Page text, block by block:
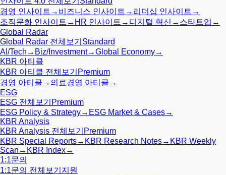
경영 인사이트 → 비즈니스 인사이트 → 리더십 인사이트 →
조직문화 인사이트 → HR 인사이트 → 디지털 혁신 → 스타트업 →
Global Radar
Global Radar 전체보기 Standard
AI/Tech → Biz/Investment→Global Economy→
KBR 아티클
KBR 아티클 전체보기 Premium
경영 아티클 → 의료경영 아티클 →
ESG
ESG 전체보기 Premium
ESG Policy & Strategy→ ESG Market & Cases→
KBR Analysis
KBR Analysis 전체보기 Premium
KBR Special Reports→ KBR Research Notes→ KBR Weekly
Scan → KBR Index→
1:1문의
1:1문의 전체보기 지원